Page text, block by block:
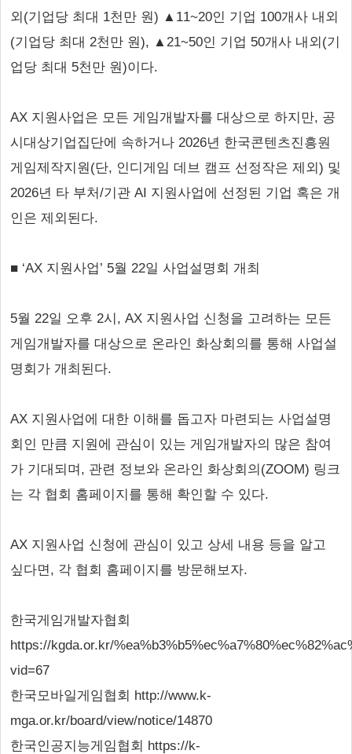
외(기업당 최대 1천만 원) ▲11~20인 기업 100개사 내외
(기업당 최대 2천만 원), ▲21~50인 기업 50개사 내외(기
업당 최대 5천만 원)이다.
AX 지원사업은 모든 게임개발자를 대상으로 하지만, 공
시대상기업집단에 속하거나 2026년 한국콘텐츠진흥원
게임제작지원(단, 인디게임 데브 캠프 선정작은 제외) 및
2026년 타 부처/기관 AI 지원사업에 선정된 기업 혹은 개
인은 제외된다.
■ ‘AX 지원사업’ 5월 22일 사업설명회 개최
5월 22일 오후 2시, AX 지원사업 신청을 고려하는 모든
게임개발자를 대상으로 온라인 화상회의를 통해 사업설
명회가 개최된다.
AX 지원사업에 대한 이해를 돕고자 마련되는 사업설명
회인 만큼 지원에 관심이 있는 게임개발자의 많은 참여
가 기대되며, 관련 정보와 온라인 화상회의(ZOOM) 링크
는 각 협회 홈페이지를 통해 확인할 수 있다.
AX 지원사업 신청에 관심이 있고 상세 내용 등을 알고
싶다면, 각 협회 홈페이지를 방문해보자.
한국게임개발자협회
https://kgda.or.kr/
vid=67
한국모바일게임협회 http://www.k-
mga.or.kr/board/view/notice/14870
한국인공지능게임협회 https://k-